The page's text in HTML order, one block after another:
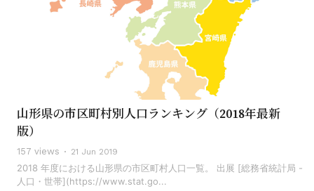
山形県の市区町村別人口ランキング（2018年最新
版）
157 views 21 Jun 2019
2018 年度における山形県の市区町村人口一覧。 出展 [総務省統計局 -
人口・世帯](https://www.stat.go...